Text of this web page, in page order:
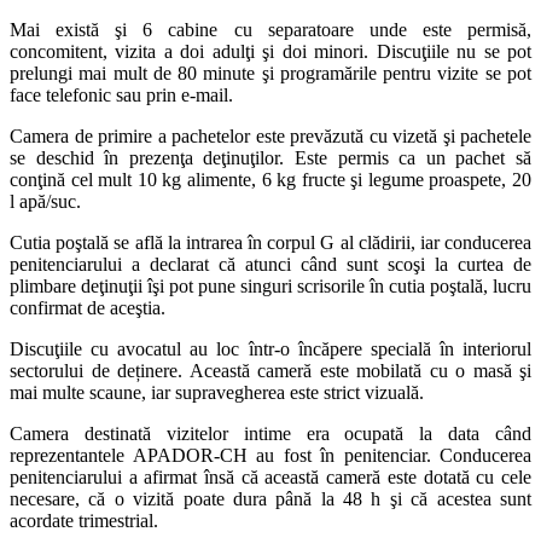
Mai există şi 6 cabine cu separatoare unde este permisă,
concomitent, vizita a doi adulţi şi doi minori. Discuţiile nu se pot
prelungi mai mult de 80 minute şi programările pentru vizite se pot
face telefonic sau prin e-mail.
Camera de primire a pachetelor este prevăzută cu vizetă şi pachetele
se deschid în prezenţa deţinuţilor. Este permis ca un pachet să
conţină cel mult 10 kg alimente, 6 kg fructe şi legume proaspete, 20
l apă/suc.
Cutia poştală se află la intrarea în corpul G al clădirii, iar conducerea
penitenciarului a declarat că atunci când sunt scoşi la curtea de
plimbare deţinuţii îşi pot pune singuri scrisorile în cutia poştală, lucru
confirmat de aceştia.
Discuţiile cu avocatul au loc într-o încăpere specială în interiorul
sectorului de deținere. Această cameră este mobilată cu o masă şi
mai multe scaune, iar supravegherea este strict vizuală.
Camera destinată vizitelor intime era ocupată la data când
reprezentantele APADOR-CH au fost în penitenciar. Conducerea
penitenciarului a afirmat însă că această cameră este dotată cu cele
necesare, că o vizită poate dura până la 48 h şi că acestea sunt
acordate trimestrial.